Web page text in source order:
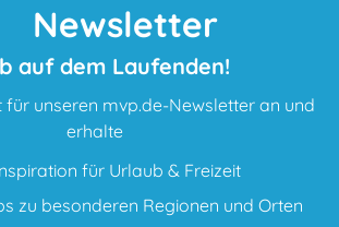
Newsletter
auf dem Laufenden!
für unseren mvp.de-Newsletter an und
erhalte
für Urlaub & Freizeit
zu besonderen Regionen und Orten